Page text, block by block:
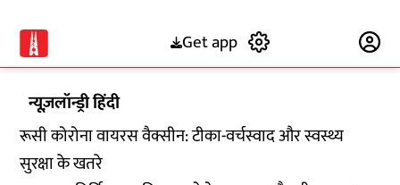
Get app
न्यूज़लॉन्ड्री हिंदी
रूसी कोरोना वायरस वैक्सीन: टीका-वर्चस्वाद और स्वस्थ्य
सुरक्षा के खतरे